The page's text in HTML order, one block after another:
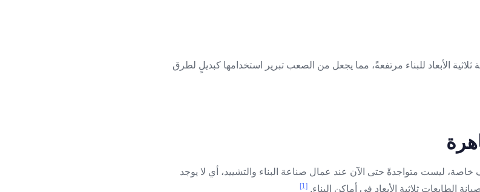
الأبعاد للبناء مرتفعةً، مما يجعل من الصعب تبرير استخدامها كبديلٍ لطرق
خاصة، ليست متواجدةً حتى الآن عند عمال صناعة البناء والتشييد، أي لا يوجد
الطابعات ثلاثية الأبعاد في أماكن البناء. [1]